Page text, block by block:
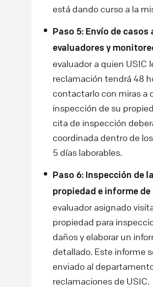
está dando curso a la
Paso 5: Envío de casos
evaluadores y
evaluador a quien USIC
reclamación tendrá 48
contactarlo con miras a
inspección de su
cita de inspección
coordinada dentro de
5 días laborables.
Paso 6: Inspección de la
propiedad e informe de
evaluador asignado
propiedad para
daños y elaborar un
detallado. Este informe
enviado al
reclamaciones de USIC.